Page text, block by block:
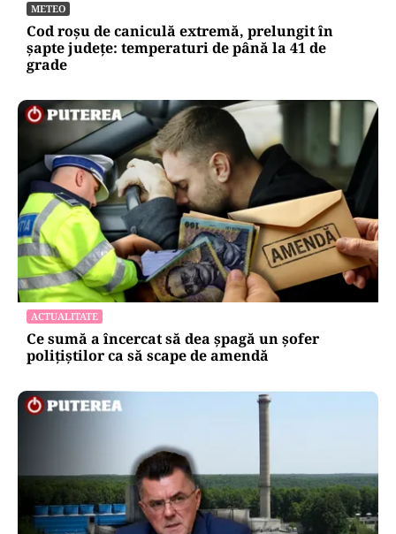
METEO
Cod roșu de caniculă extremă, prelungit în
șapte județe: temperaturi de până la 41 de
grade
ACTUALITATE
Ce sumă a încercat să dea șpagă un șofer
polițiștilor ca să scape de amendă